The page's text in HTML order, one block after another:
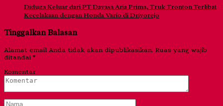
Diduga Keluar dari PT Dayasa Aria Prima, Truk Tronton Terlibat
Kecelakaan dengan Honda Vario di Driyorejo
Tinggalkan Balasan
Alamat email Anda tidak akan dipublikasikan. Ruas yang wajib
ditandai *
Komentar